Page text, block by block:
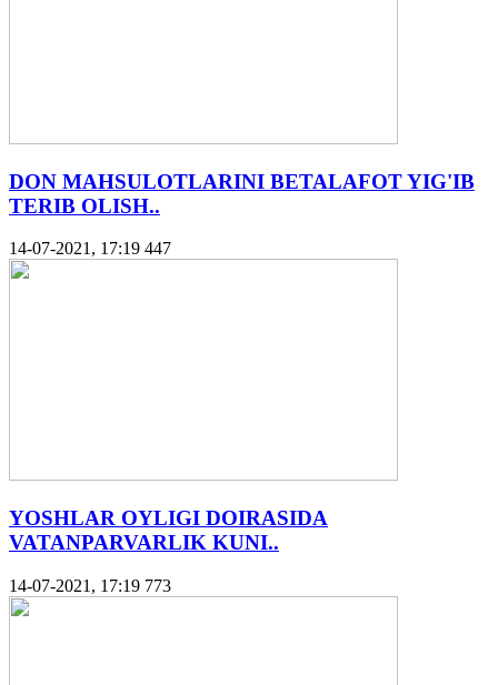
DON MAHSULOTLARINI BETALAFOT YIG'IB
TERIB OLISH..
14-07-2021, 17:19 447
YOSHLAR OYLIGI DOIRASIDA
VATANPARVARLIK KUNI..
14-07-2021, 17:19 773